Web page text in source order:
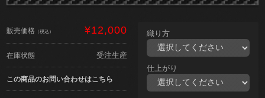
販売価格 （税込） ¥12,000
在庫状態 受注生産
この商品のお問い合わせはこちら
織り方
仕上がり